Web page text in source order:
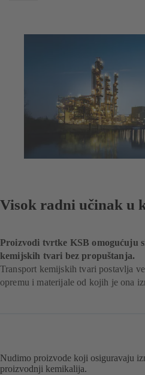
Visok radni učinak u
Proizvodi tvrtke KSB omogućuju
kemijskih tvari bez propuštanja.
Transport kemijskih tvari postavlja
opremu i materijale od kojih je ona
Nudimo proizvode koji osiguravaju
proizvodnji kemikalija.